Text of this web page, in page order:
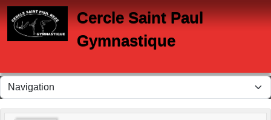
Cercle Saint Paul
Gymnastique
Panneau de gestion des cookies